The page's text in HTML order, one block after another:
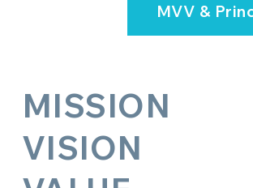
MVV &
MISSION
VISION